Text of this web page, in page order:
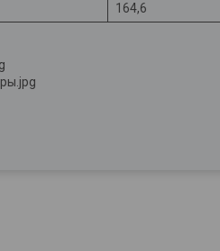
164,6